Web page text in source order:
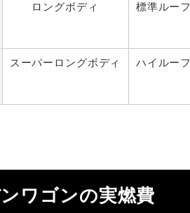
ロングボディ 標準ルーフ
スーパーロングボディ ハイルーフ
ワゴンの実燃費